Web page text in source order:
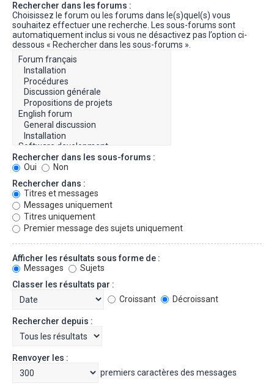
Rechercher dans les forums :
Choisissez le forum ou les forums dans le(s)quel(s) vous
souhaitez effectuer une recherche. Les sous-forums sont
automatiquement inclus si vous ne désactivez pas l’option ci-
dessous « Rechercher dans les sous-forums ».
Rechercher dans les sous-forums :
Oui
Non
Rechercher dans :
Titres et messages
Messages uniquement
Titres uniquement
Premier message des sujets uniquement
Afficher les résultats sous forme de :
Messages
Sujets
Classer les résultats par :
Croissant
Décroissant
Rechercher depuis :
Renvoyer les :
premiers caractères des messages